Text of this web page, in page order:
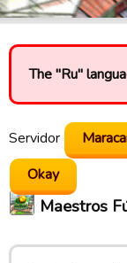
The "Ru"
Servidor
Maestros